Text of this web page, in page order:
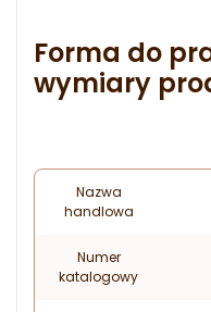
Forma do
wymiary
Nazwa
handlowa
Numer
katalogowy